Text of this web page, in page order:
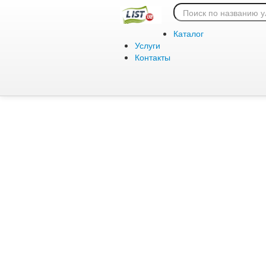
Каталог
Услуги
Контакты
Ошибка